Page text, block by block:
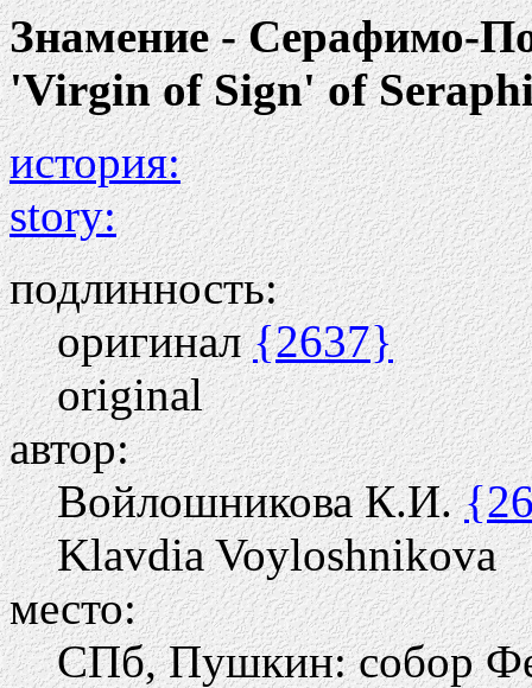
Знамение - Серафимо-
'Virgin of Sign' of
история:
story:
подлинность:
оригинал{2637}
original
автор:
Войлошникова К.И.
Klavdia Voyloshnikova
место:
СПб, Пушкин: собор